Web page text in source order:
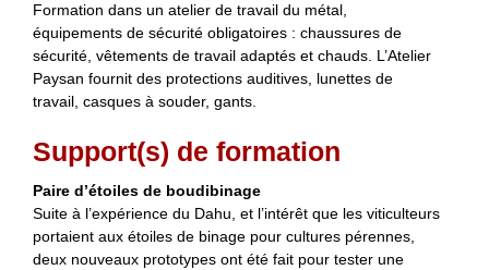
Formation dans un atelier de travail du métal,
équipements de sécurité obligatoires : chaussures de
sécurité, vêtements de travail adaptés et chauds. L’Atelier
Paysan fournit des protections auditives, lunettes de
travail, casques à souder, gants.
Support(s) de formation
Paire d’étoiles de boudibinage
Suite à l’expérience du Dahu, et l’intérêt que les viticulteurs
portaient aux étoiles de binage pour cultures pérennes,
deux nouveaux prototypes ont été fait pour tester une